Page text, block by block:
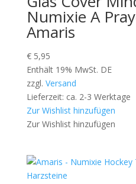
Numixie A
Amaris
€5,95
Enthält 19% MwSt. DE
zzgl. Versand
Lieferzeit: ca. 2-3 Werktage
Zur Wishlist hinzufügen
Zur Wishlist hinzufügen